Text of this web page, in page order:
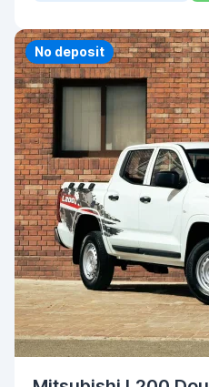
No deposit